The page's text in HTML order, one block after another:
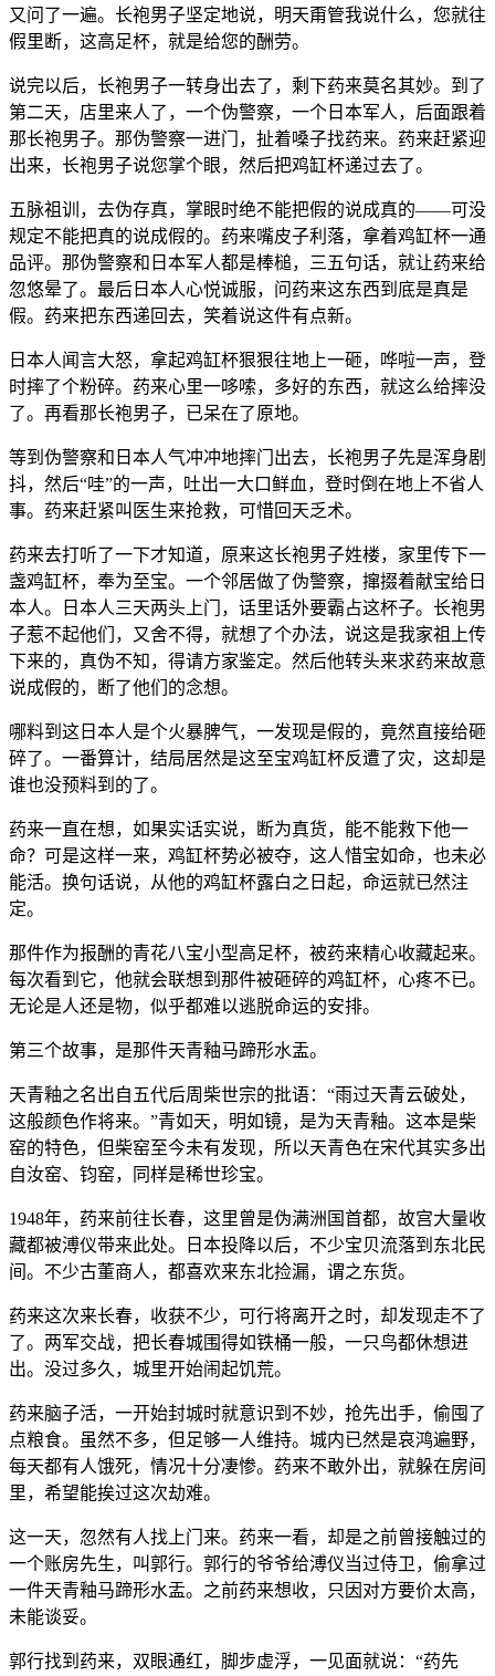
又问了一遍。长袍男子坚定地说，明天甭管我说什么，您就往
假里断，这高足杯，就是给您的酬劳。
说完以后，长袍男子一转身出去了，剩下药来莫名其妙。到了
第二天，店里来人了，一个伪警察，一个日本军人，后面跟着
那长袍男子。那伪警察一进门，扯着嗓子找药来。药来赶紧迎
出来，长袍男子说您掌个眼，然后把鸡缸杯递过去了。
五脉祖训，去伪存真，掌眼时绝不能把假的说成真的——可没
规定不能把真的说成假的。药来嘴皮子利落，拿着鸡缸杯一通
品评。那伪警察和日本军人都是棒槌，三五句话，就让药来给
忽悠晕了。最后日本人心悦诚服，问药来这东西到底是真是
假。药来把东西递回去，笑着说这件有点新。
日本人闻言大怒，拿起鸡缸杯狠狠往地上一砸，哗啦一声，登
时摔了个粉碎。药来心里一哆嗦，多好的东西，就这么给摔没
了。再看那长袍男子，已呆在了原地。
等到伪警察和日本人气冲冲地摔门出去，长袍男子先是浑身剧
抖，然后“哇”的一声，吐出一大口鲜血，登时倒在地上不省人
事。药来赶紧叫医生来抢救，可惜回天乏术。
药来去打听了一下才知道，原来这长袍男子姓楼，家里传下一
盏鸡缸杯，奉为至宝。一个邻居做了伪警察，撺掇着献宝给日
本人。日本人三天两头上门，话里话外要霸占这杯子。长袍男
子惹不起他们，又舍不得，就想了个办法，说这是我家祖上传
下来的，真伪不知，得请方家鉴定。然后他转头来求药来故意
说成假的，断了他们的念想。
哪料到这日本人是个火暴脾气，一发现是假的，竟然直接给砸
碎了。一番算计，结局居然是这至宝鸡缸杯反遭了灾，这却是
谁也没预料到的了。
药来一直在想，如果实话实说，断为真货，能不能救下他一
命？可是这样一来，鸡缸杯势必被夺，这人惜宝如命，也未必
能活。换句话说，从他的鸡缸杯露白之日起，命运就已然注
定。
那件作为报酬的青花八宝小型高足杯，被药来精心收藏起来。
每次看到它，他就会联想到那件被砸碎的鸡缸杯，心疼不已。
无论是人还是物，似乎都难以逃脱命运的安排。
第三个故事，是那件天青釉马蹄形水盂。
天青釉之名出自五代后周柴世宗的批语：“雨过天青云破处，
这般颜色作将来。”青如天，明如镜，是为天青釉。这本是柴
窑的特色，但柴窑至今未有发现，所以天青色在宋代其实多出
自汝窑、钧窑，同样是稀世珍宝。
1948年，药来前往长春，这里曾是伪满洲国首都，故宫大量收
藏都被溥仪带来此处。日本投降以后，不少宝贝流落到东北民
间。不少古董商人，都喜欢来东北捡漏，谓之东货。
药来这次来长春，收获不少，可行将离开之时，却发现走不了
了。两军交战，把长春城围得如铁桶一般，一只鸟都休想进
出。没过多久，城里开始闹起饥荒。
药来脑子活，一开始封城时就意识到不妙，抢先出手，偷囤了
点粮食。虽然不多，但足够一人维持。城内已然是哀鸿遍野，
每天都有人饿死，情况十分凄惨。药来不敢外出，就躲在房间
里，希望能挨过这次劫难。
这一天，忽然有人找上门来。药来一看，却是之前曾接触过的
一个账房先生，叫郭行。郭行的爷爷给溥仪当过侍卫，偷拿过
一件天青釉马蹄形水盂。之前药来想收，只因对方要价太高，
未能谈妥。
郭行找到药来，双眼通红，脚步虚浮，一见面就说：“药先